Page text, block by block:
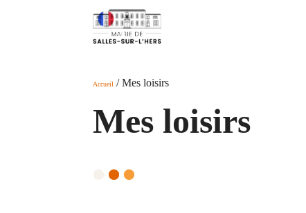
Accueil / Mes loisirs
Mes loisirs